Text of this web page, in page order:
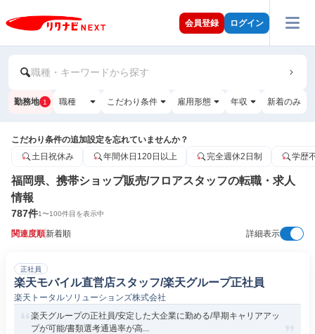
会員登録 ログイン
職種・キーワードから探す
勤務地 1 職種 こだわり条件 雇用形態 年収 新着のみ
こだわり条件の追加設定を忘れていませんか？
土日祝休み
年間休日120日以上 完全週休2日制 学歴
福岡県、携帯ショップ販売/フロアスタッフの転職・求人
情報
787件1〜100件目を表示中
関連度順新着順 詳細表示
正社員
楽天モバイル直営店スタッフ/楽天グループ正社員
楽天トータルソリューションズ株式会社
楽天グループの正社員/安定した大企業に勤める/早期キャリアアッ
プが可能/書類選考通過率が高...